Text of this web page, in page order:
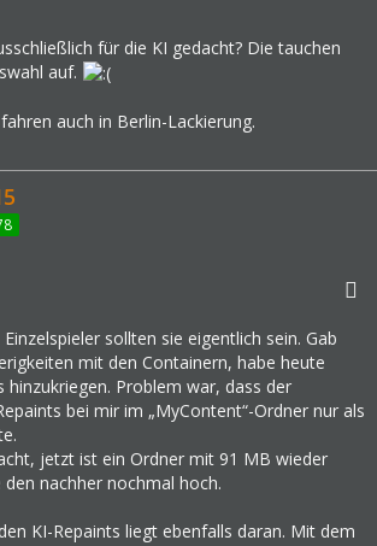
für die KI gedacht? Die tauchen
auf.
auch in Berlin-Lackierung.
sollten sie eigentlich sein. Gab
mit den Containern, habe heute
hinzukriegen. Problem war, dass der
bei mir im „MyContent“-Ordner nur als
jetzt ist ein Ordner mit 91 MB wieder
nachher nochmal hoch.
KI-Repaints liegt ebenfalls daran. Mit dem